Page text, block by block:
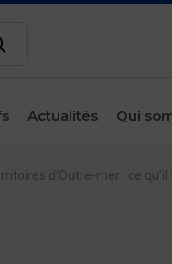
menuActualités Qui
d’Outre-mer : ce